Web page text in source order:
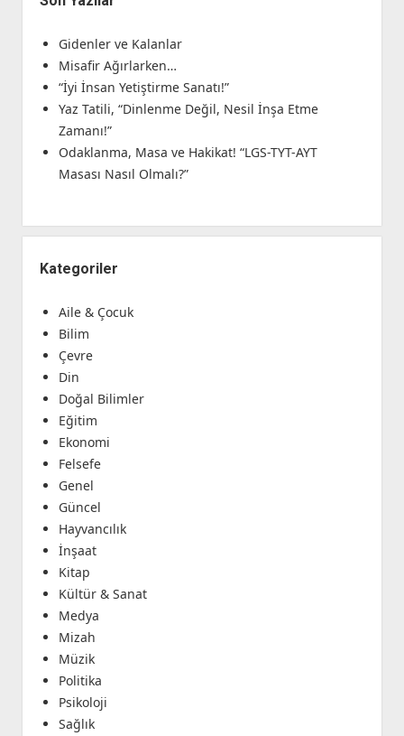
Gidenler ve Kalanlar
Misafir Ağırlarken…
“İyi İnsan Yetiştirme Sanatı!”
Yaz Tatili, “Dinlenme Değil, Nesil İnşa Etme
Zamanı!”
Odaklanma, Masa ve Hakikat! “LGS-TYT-AYT
Masası Nasıl Olmalı?”
Kategoriler
Aile & Çocuk
Bilim
Çevre
Din
Doğal Bilimler
Eğitim
Ekonomi
Felsefe
Genel
Güncel
Hayvancılık
İnşaat
Kitap
Kültür & Sanat
Medya
Mizah
Müzik
Politika
Psikoloji
Sağlık